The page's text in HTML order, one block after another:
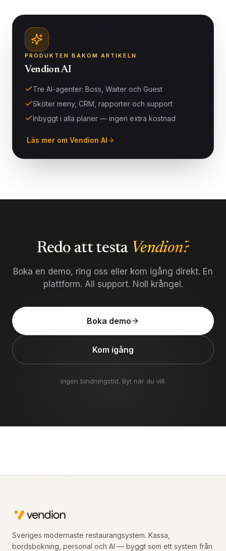
PRODUKTEN BAKOM ARTIKELN
Vendion AI
Tre AI-agenter: Boss, Waiter och Guest
Sköter meny, CRM, rapporter och support
Inbyggt i alla planer — ingen extra kostnad
Läs mer om Vendion AI
Redo att testa Vendion?
Boka en demo, ring oss eller kom igång direkt. En
plattform. All support. Noll krångel.
Boka demo
Kom igång
Ingen bindningstid. Byt när du vill.
Sveriges modernaste restaurangsystem. Kassa,
bordsbokning, personal och AI — byggt som ett system från